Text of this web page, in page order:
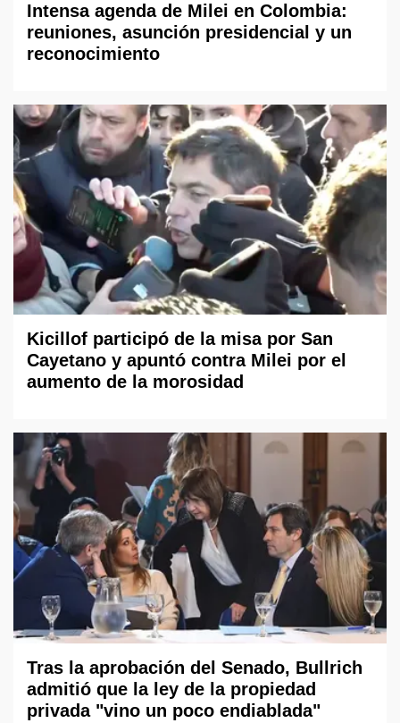
Intensa agenda de Milei en Colombia:
reuniones, asunción presidencial y un
reconocimiento
Kicillof participó de la misa por San
Cayetano y apuntó contra Milei por el
aumento de la morosidad
Tras la aprobación del Senado, Bullrich
admitió que la ley de la propiedad
privada "vino un poco endiablada"